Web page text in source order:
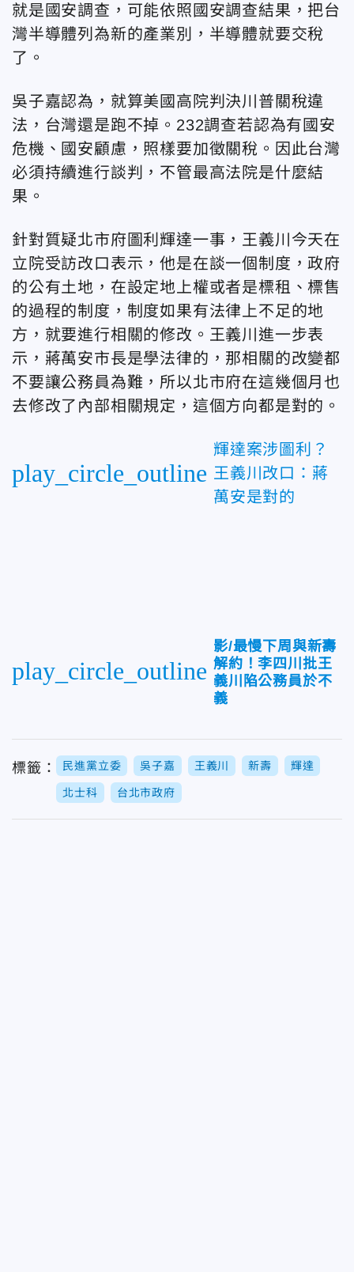
就是國安調查，可能依照國安調查結果，把台
灣半導體列為新的產業別，半導體就要交稅
了。
吳子嘉認為，就算美國高院判決川普關稅違
法，台灣還是跑不掉。232調查若認為有國安
危機、國安顧慮，照樣要加徵關稅。因此台灣
必須持續進行談判，不管最高法院是什麼結
果。
針對質疑北市府圖利輝達一事，王義川今天在
立院受訪改口表示，他是在談一個制度，政府
的公有土地，在設定地上權或者是標租、標售
的過程的制度，制度如果有法律上不足的地
方，就要進行相關的修改。王義川進一步表
示，蔣萬安市長是學法律的，那相關的改變都
不要讓公務員為難，所以北市府在這幾個月也
去修改了內部相關規定，這個方向都是對的。
play_circle_outline
輝達案涉圖利？
王義川改口：蔣
萬安是對的
play_circle_outline
影/最慢下周與新壽
解約！李四川批王
義川陷公務員於不
義
標籤： 民進黨立委 吳子嘉 王義川 新壽 輝達
北士科 台北市政府